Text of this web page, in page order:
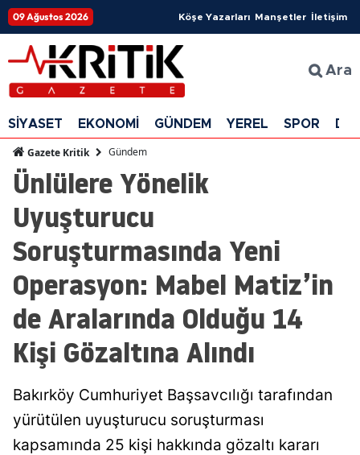
09 Ağustos 2026 Köşe Yazarları Manşetler İletişim
Ara
SİYASET EKONOMİ GÜNDEM YEREL SPOR
Gazete Kritik Gündem
Ünlülere Yönelik
Uyuşturucu
Soruşturmasında Yeni
Operasyon: Mabel Matiz’in
de Aralarında Olduğu 14
Kişi Gözaltına Alındı
Bakırköy Cumhuriyet Başsavcılığı tarafından
yürütülen uyuşturucu soruşturması
kapsamında 25 kişi hakkında gözaltı kararı